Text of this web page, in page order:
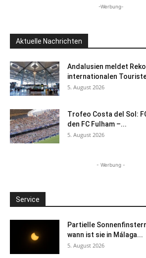
-Werbung-
Aktuelle Nachrichten
Andalusien meldet
internationalen
5. August 2026
Trofeo Costa del Sol:
den FC Fulham –...
5. August 2026
- Werbung -
Service
Partielle
wann ist sie in Málaga...
5. August 2026